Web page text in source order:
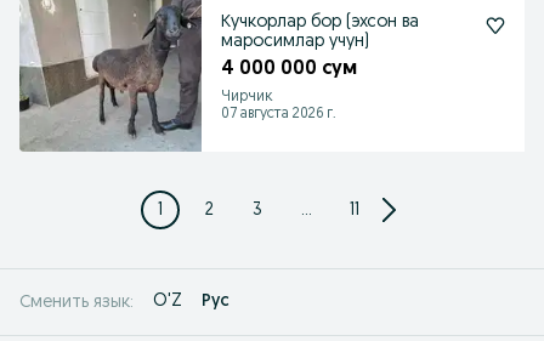
Кучкорлар бор (эхсон ва
маросимлар учун)
4 000 000 сум
Чирчик
07 августа 2026 г.
1 2 3 ... 11
Сменить язык: O'Z Рус